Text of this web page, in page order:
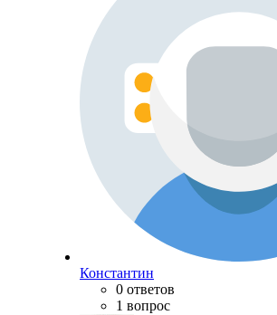
Константин
0 ответов
1 вопрос